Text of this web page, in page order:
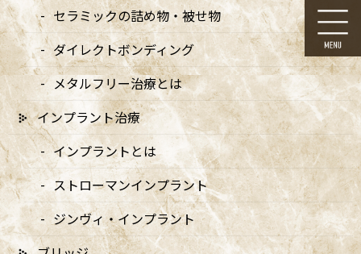
コ
ン
テ
ン
ツ
に
移
動
ナ
ビ
ゲ
ー
シ
ョ
ン
に
移
動 メディア
セラミックの詰め物・被せ物
ダイレクトボンディング
メタルフリー治療とは
インプラント治療
インプラントとは
ストローマンインプラント
ジンヴィ・インプラント